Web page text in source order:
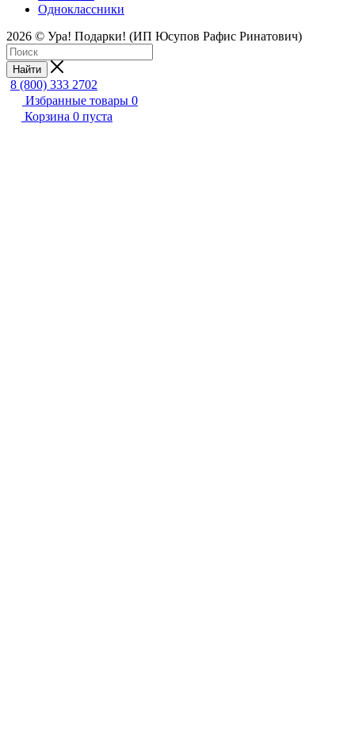
Одноклассники
2026 © Ура! Подарки! (ИП Юсупов Рафис Ринатович)
Найти
8 (800) 333 2702
Избранные товары 0
Корзина 0 пуста